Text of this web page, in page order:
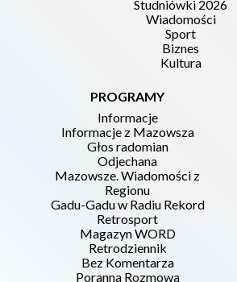
Studniówki 2026
Wiadomości
Sport
Biznes
Kultura
PROGRAMY
Informacje
Informacje z Mazowsza
Głos radomian
Odjechana
Mazowsze. Wiadomości z
Regionu
Gadu-Gadu w Radiu Rekord
Retrosport
Magazyn WORD
Retrodziennik
Bez Komentarza
Poranna Rozmowa